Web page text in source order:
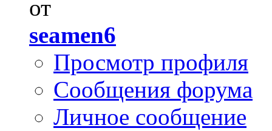
от
seamen6
Просмотр профиля
Сообщения форума
Личное сообщение